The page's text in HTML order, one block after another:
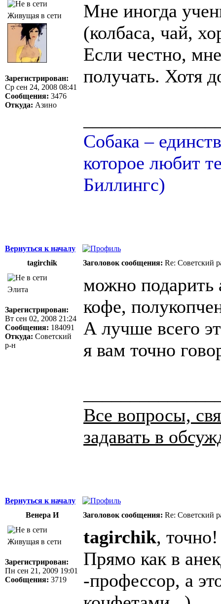
Живущая в сети
Зарегистрирован:
Ср сен 24, 2008 08:41
Сообщения: 3476
Откуда: Азино
Мне иногда
(колбаса, чай,
Если честно,
получать. Хотя
Собака –
которое любит
Биллингс)
Вернуться к началу
tagirchik
Заголовок сообщения: Re: Советский
Элита
Зарегистрирован:
Вт сен 02, 2008 21:24
Сообщения: 184091
Откуда: Советский
р-н
можно подарить
кофе,
А лучше всего
я вам точно
Все вопросы,
задавать в
Вернуться к началу
Венера И
Заголовок сообщения: Re: Советский
Живущая в сети
Зарегистрирован:
Пн сен 21, 2009 19:01
Сообщения: 3719
tagirchik,
Прямо как в
-профессор, а